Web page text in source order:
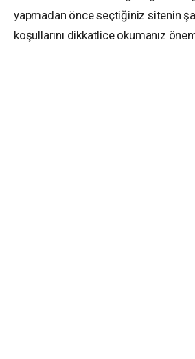
yapmadan önce seçtiğiniz sitenin
koşullarını dikkatlice okumanız